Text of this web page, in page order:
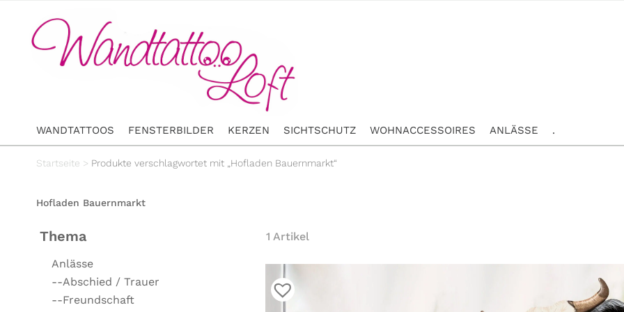
WANDTATTOOS FENSTERBILDER KERZEN SICHTSCHUTZ WOHNACCESSOIRES ANLÄSSE .
Startseite > Produkte verschlagwortet mit „Hofladen Bauernmarkt“
Hofladen Bauernmarkt
Thema
Anlässe
--Abschied / Trauer
--Freundschaft
1 Artikel